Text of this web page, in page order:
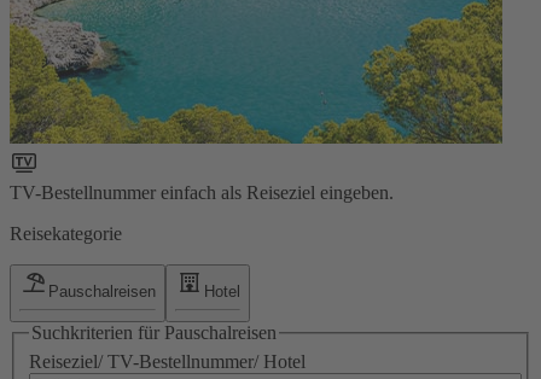
TV-Bestellnummer einfach als Reiseziel eingeben.
Reisekategorie
Pauschalreisen Hotel
Suchkriterien für Pauschalreisen
Reiseziel/ TV-Bestellnummer/ Hotel